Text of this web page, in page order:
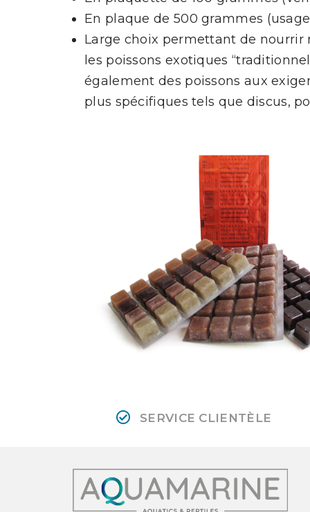
En plaque de 500 grammes
Large choix permettant de nourrir
les poissons exotiques
également des poissons aux
plus spécifiques tels que discus,
SERVICE CLIENTÈLE